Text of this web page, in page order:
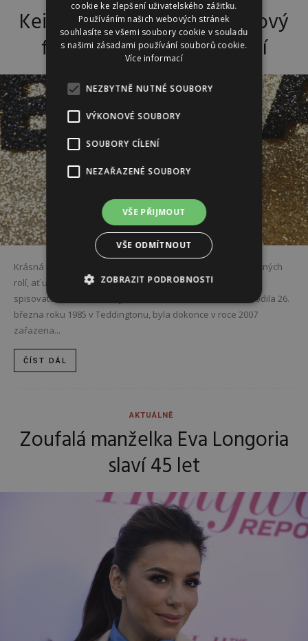
Keira Knightley dokončila nový
film o feministickém hnutí
Krásná Keira Knightley má za sebou již pěknou řádku úspěšných
rolí, ať už jde o pirátku Elisabeth, vášnivou Annu Kareninu či
spisovatelku Colette. Dvojnásobná maminka, která se narodila 26.
března roku 1985 v Teddingtonu, byla dokonce v roce 2007
zařazena...
ČÍST DÁL
AKTUÁLNĚ
Zoufalá manželka Eva Longoria
slaví 45 let
cookie ke zlepšení uživatelského zážitku.
Používáním našich webových stránek
souhlasíte se všemi soubory cookie v souladu
s našimi zásadami používání souborů cookie.
Více informací
NEZBYTNĚ NUTNÉ SOUBORY
VÝKONOVÉ SOUBORY
SOUBORY CÍLENÍ
NEZAŘAZENÉ SOUBORY
VŠE PŘIJMOUT
VŠE ODMÍTNOUT
ZOBRAZIT PODROBNOSTI